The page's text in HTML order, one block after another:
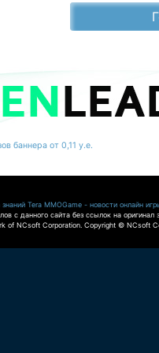
баннера от 0,11 у.е.
знаний Tera MMOGame - новости онлайн
с данного сайта без ссылок на оригинал
of NCsoft Corporation. Copyright © NCsoft